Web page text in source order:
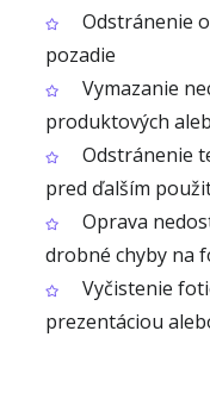
Odstránenie
pozadie
Vymazanie
produktových
Odstránenie
pred ďalším
Oprava
drobné chyby na
Vyčistenie
prezentáciou